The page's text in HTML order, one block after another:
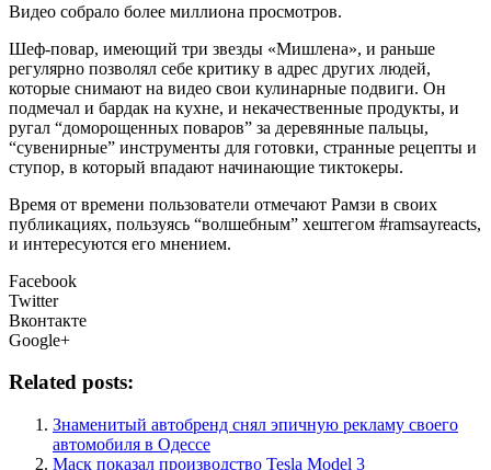
Видео собрало более миллиона просмотров.
Шеф-повар, имеющий три звезды «Мишлена», и раньше
регулярно позволял себе критику в адрес других людей,
которые снимают на видео свои кулинарные подвиги. Он
подмечал и бардак на кухне, и некачественные продукты, и
ругал “доморощенных поваров” за деревянные пальцы,
“сувенирные” инструменты для готовки, странные рецепты и
ступор, в который впадают начинающие тиктокеры.
Время от времени пользователи отмечают Рамзи в своих
публикациях, пользуясь “волшебным” хештегом #ramsayreacts,
и интересуются его мнением.
Facebook
Twitter
Вконтакте
Google+
Related posts:
Знаменитый автобренд снял эпичную рекламу своего
автомобиля в Одессе
Маск показал производство Tesla Model 3